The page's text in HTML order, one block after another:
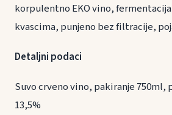
korpulentno EKO vino,
kvascima, punjeno bez filtracije,
Detaljni podaci
Suvo crveno vino, pakiranje 750ml,
13,5%